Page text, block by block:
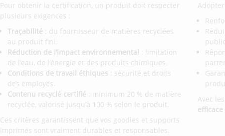
Pour obtenir la certification, un produit doit respecter
plusieurs exigences :
Traçabilité : du fournisseur de matières recyclées
au produit fini.
Réduction de l’impact environnemental
: limitation
de l’eau, de l’énergie et des produits chimiques.
Conditions de travail éthiques : sécurité et droits
des employés.
Contenu recyclé certifié : minimum 20 % de matière
recyclée, valorisé jusqu’à 100 % selon le produit.
Ces critères garantissent que vos goodies et supports
imprimés sont vraiment durables et responsables.
Avec